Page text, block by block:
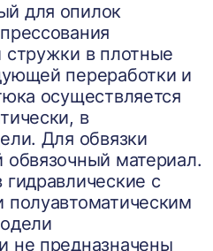
для опилок
в плотные
переработки и
осуществляется
в
Для обвязки
обвязочный материал.
с
полуавтоматическим
не предназначены